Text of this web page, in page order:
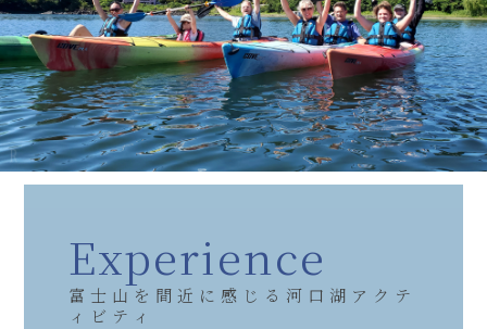
Experience
富士山を間近に感じる河口湖アクテ
ィビティ